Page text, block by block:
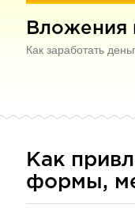
Вложения
Как заработать
Как
формы,